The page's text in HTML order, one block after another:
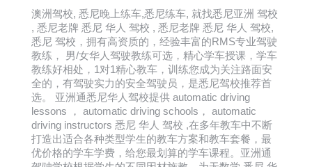
澳洲驾校, 悉尼晚上练车,悉尼练车, 就找悉尼亚洲 驾校
, 悉尼老牌 悉尼 华人 驾校 , 悉尼老牌 悉尼 华人 驾校,
悉尼 驾校，拥有高资质的，经验丰富的RMS专业驾驶
教练， 男/女华人驾驶教练可选，精心学车授课，学车
教练好相处，1对1精心教车，训练您成为关注路面安
全的，有驾驶实力的安全驾驶员，是悉尼驾校推荐首
选。 亚洲通悉尼华人驾校提供 automatic driving
lessons ， automatic driving schools， automatic
driving instructors 悉尼 华人 驾校 ,在多年教车中不断
打造出适合各种类型学生的教车方案和教车套餐，最
优价格的学车学费，给您最划算的学车课程。亚洲通